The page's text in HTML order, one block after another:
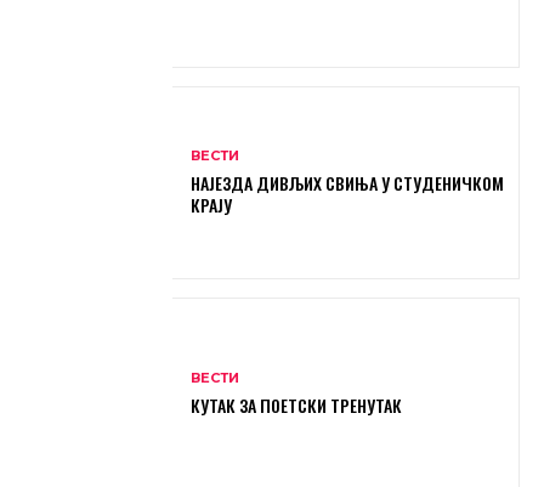
ВЕСТИ
НАЈЕЗДА ДИВЉИХ СВИЊА У СТУДЕНИЧКОМ
КРАЈУ
ВЕСТИ
КУТАК ЗА ПОЕТСКИ ТРЕНУТАК